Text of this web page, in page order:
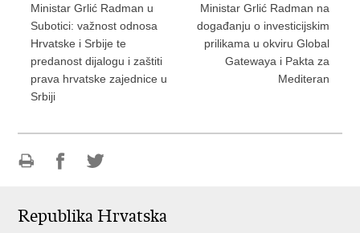
Ministar Grlić Radman u
Subotici: važnost odnosa
Hrvatske i Srbije te
predanost dijalogu i zaštiti
prava hrvatske zajednice u
Srbiji
Ministar Grlić Radman na
događanju o investicijskim
prilikama u okviru Global
Gatewaya i Pakta za
Mediteran
Facebooku
Twitteru
Republika Hrvatska